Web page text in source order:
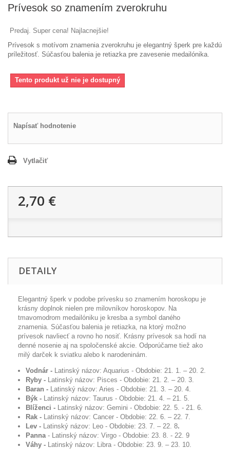
Prívesok so znamením zverokruhu
Predaj. Super cena! Najlacnejšie!
Prívesok s motívom znamenia zverokruhu je elegantný šperk pre každú
príležitosť. Súčasťou balenia je retiazka pre zavesenie medailónika.
Tento produkt už nie je dostupný
Napísať hodnotenie
Vytlačiť
2,70 €
DETAILY
Elegantný šperk v podobe prívesku so znamením horoskopu je
krásny doplnok nielen pre milovníkov horoskopov. Na
tmavomodrom medailóniku je kresba a symbol daného
znamenia. Súčasťou balenia je retiazka, na ktorý možno
prívesok navliecť a rovno ho nosiť. Krásny prívesok sa hodí na
denné nosenie aj na spoločenské akcie. Odporúčame tiež ako
milý darček k sviatku alebo k narodeninám.
Vodnár - Latinský názov: Aquarius - Obdobie: 21. 1. – 20. 2.
Ryby - Latinský názov: Pisces - Obdobie: 21. 2. – 20. 3.
Baran - Latinský názov: Aries - Obdobie: 21. 3. – 20. 4.
Býk - Latinský názov: Taurus - Obdobie: 21. 4. – 21. 5.
Blíženci - Latinský názov: Gemini - Obdobie: 22. 5. - 21. 6.
Rak - Latinský názov: Cancer - Obdobie: 22. 6. – 22. 7.
Lev - Latinský názov: Leo - Obdobie: 23. 7. – 22. 8.
Panna - Latinský názov: Virgo - Obdobie: 23. 8. - 22. 9
Váhy - Latinský názov: Libra - Obdobie: 23. 9. – 23. 10.